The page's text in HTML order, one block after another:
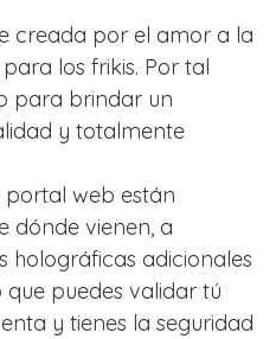
creada por el amor a la
los frikis. Por tal
para brindar un
y totalmente
portal web están
dónde vienen, a
holográficas adicionales
puedes validar tú
y tienes la seguridad